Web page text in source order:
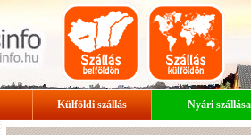
Külföldi szállás Nyári